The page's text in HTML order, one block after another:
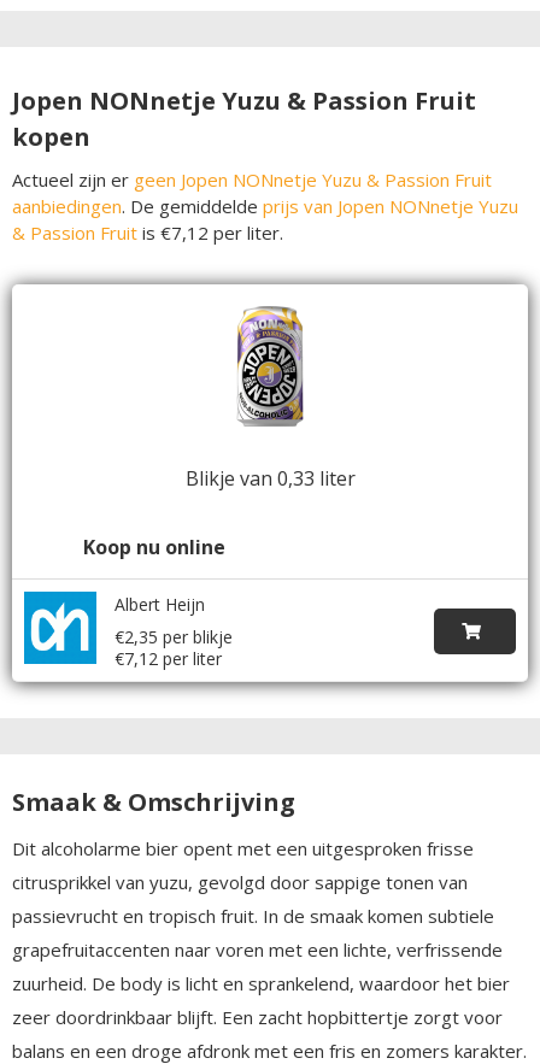
Jopen NONnetje Yuzu & Passion Fruit
kopen
Actueel zijn er geen Jopen NONnetje Yuzu & Passion Fruit
aanbiedingen. De gemiddelde prijs van Jopen NONnetje Yuzu
& Passion Fruit is €7,12 per liter.
Blikje van 0,33 liter
Koop nu online
Albert Heijn
€2,35 per blikje
€7,12 per liter
Smaak & Omschrijving
Dit alcoholarme bier opent met een uitgesproken frisse
citrusprikkel van yuzu, gevolgd door sappige tonen van
passievrucht en tropisch fruit. In de smaak komen subtiele
grapefruitaccenten naar voren met een lichte, verfrissende
zuurheid. De body is licht en sprankelend, waardoor het bier
zeer doordrinkbaar blijft. Een zacht hopbittertje zorgt voor
balans en een droge afdronk met een fris en zomers karakter.